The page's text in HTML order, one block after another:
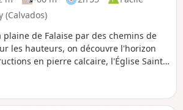
(Calvados)
plaine de Falaise par des chemins de
les hauteurs, on découvre l'horizon
en pierre calcaire, l'Église Saint-